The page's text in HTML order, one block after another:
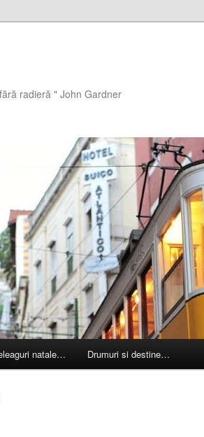
radieră " John Gardner
natale… Drumuri si destine…